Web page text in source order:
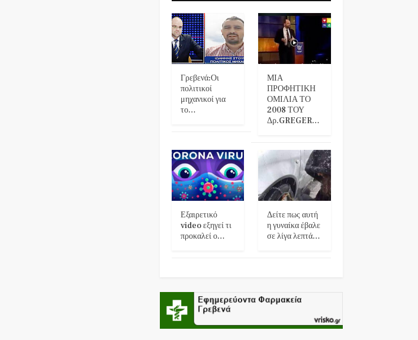
Γρεβενά:Οι
πολιτικοί
μηχανικοί για
το…
ΜΙΑ
ΠΡΟΦΗΤΙΚΗ
ΟΜΙΛΙΑ ΤΟ
2008 ΤΟΥ
Δρ.GREGER…
Εξαιρετικό
video εξηγεί τι
προκαλεί ο…
Δείτε πως αυτή
η γυναίκα έβαλε
σε λίγα λεπτά…